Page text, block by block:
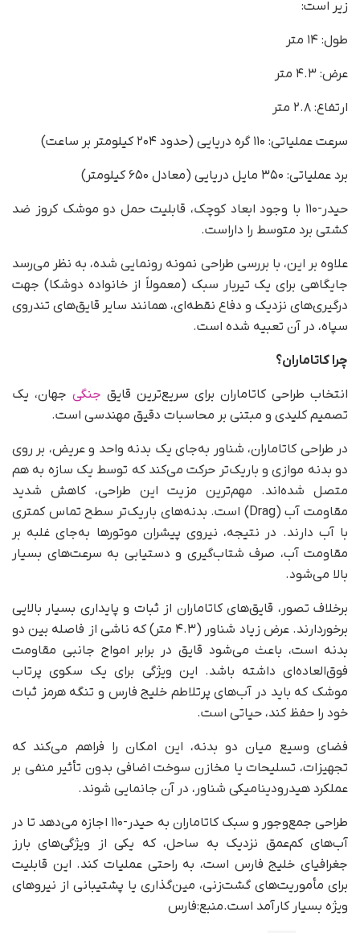
زیر است:
طول: ۱۴ متر
عرض: ۴.۳ متر
ارتفاع: ۲.۸ متر
سرعت عملیاتی: ۱۱۰ گره دریایی (حدود ۲۰۴ کیلومتر بر ساعت)
برد عملیاتی: ۳۵۰ مایل دریایی (معادل ۶۵۰ کیلومتر)
حیدر-۱۱۰ با وجود ابعاد کوچک، قابلیت حمل دو موشک کروز ضد
کشتی برد متوسط را داراست.
علاوه بر این، با بررسی طراحی نمونه رونمایی شده، به نظر می‌رسد
جایگاهی برای یک تیربار سبک (معمولاً از خانواده دوشکا) جهت
درگیری‌های نزدیک و دفاع نقطه‌ای، همانند سایر قایق‌های تندروی
سپاه، در آن تعبیه شده است.
چرا کاتاماران؟
انتخاب طراحی کاتاماران برای سریع‌ترین قایق جنگی جهان، یک
تصمیم کلیدی و مبتنی بر محاسبات دقیق مهندسی است.
در طراحی کاتاماران، شناور به‌جای یک بدنه واحد و عریض، بر روی
دو بدنه موازی و باریک‌تر حرکت می‌کند که توسط یک سازه به هم
متصل شده‌اند. مهم‌ترین مزیت این طراحی، کاهش شدید
مقاومت آب (Drag) است. بدنه‌های باریک‌تر سطح تماس کمتری
با آب دارند. در نتیجه، نیروی پیشران موتورها به‌جای غلبه بر
مقاومت آب، صرف شتاب‌گیری و دستیابی به سرعت‌های بسیار
بالا می‌شود.
برخلاف تصور، قایق‌های کاتاماران از ثبات و پایداری بسیار بالایی
برخوردارند. عرض زیاد شناور (۴.۳ متر) که ناشی از فاصله بین دو
بدنه است، باعث می‌شود قایق در برابر امواج جانبی مقاومت
فوق‌العاده‌ای داشته باشد. این ویژگی برای یک سکوی پرتاب
موشک که باید در آب‌های پرتلاطم خلیج فارس و تنگه هرمز ثبات
خود را حفظ کند، حیاتی است.
فضای وسیع میان دو بدنه، این امکان را فراهم می‌کند که
تجهیزات، تسلیحات یا مخازن سوخت اضافی بدون تأثیر منفی بر
عملکرد هیدرودینامیکی شناور، در آن جانمایی شوند.
طراحی جمع‌وجور و سبک کاتاماران به حیدر-۱۱۰ اجازه می‌دهد تا در
آب‌های کم‌عمق نزدیک به ساحل، که یکی از ویژگی‌های بارز
جغرافیای خلیج فارس است، به راحتی عملیات کند. این قابلیت
برای مأموریت‌های گشت‌زنی، مین‌گذاری یا پشتیبانی از نیروهای
ویژه بسیار کارآمد است.منبع:فارس